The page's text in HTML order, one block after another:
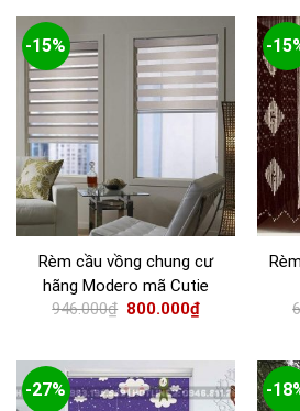
-15%
Rèm cầu vồng chung cư
hãng Modero mã Cutie
946.000₫ 800.000₫
-
-27% -